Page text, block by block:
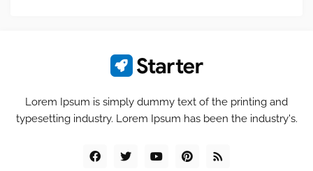
Lorem Ipsum is simply dummy text of the printing and
typesetting industry. Lorem Ipsum has been the industry's.